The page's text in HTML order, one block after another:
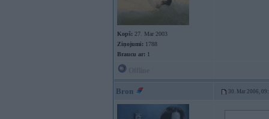
Kopš: 27. Mar 2003
Ziņojumi: 1788
Braucu ar: 1
Bron 30. Mar 2006,